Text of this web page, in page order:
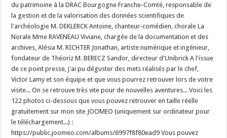
du patrimoine à la DRAC Bourgogne Franche-Comté, responsable de
la gestion et de la valorisation des données scientifiques de
l'archéologie M. DEKLERCK Antoine, chanteur-comédien, chorale La
Norale Mme RAVENEAU Viviane, chargée de la documentation et des
archives, Alésia M. RICHTER Jonathan, artiste numérique et ingénieur,
fondateur de Théoriz M. BERECZ Sandor, directeur d'Unibrick A l'issue
de ce point presse, j'ai pu déguster des mets réalisés par le chef,
Victor Lamy et son équipe et que vous pourrez retrouver lors de votre
visite... On se retrouve très vite pour de nouvelles aventures... Voici les
122 photos ci-dessous que vous pouvez retrouver en taille réelle
gratuitement sur mon site JOOMEO (uniquement sur ordinateur pour
le téléchargement...) :
https://public.joomeo.com/albums/6997f8f80ead9 Vous pouvez